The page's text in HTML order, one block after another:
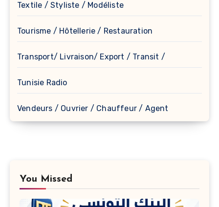
Textile / Styliste / Modéliste
Tourisme / Hôtellerie / Restauration
Transport/ Livraison/ Export / Transit /
Tunisie Radio
Vendeurs / Ouvrier / Chauffeur / Agent
You Missed